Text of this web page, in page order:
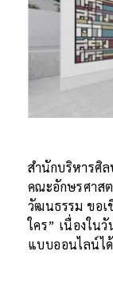
สำนักบริหารศิ
คณะอักษรศาส
วัฒนธรรม ขอเ
ใคร” เนื่องใน
แบบออนไลน์ได้